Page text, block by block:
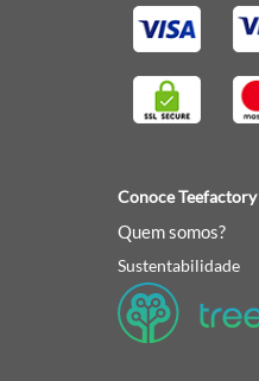
Conoce Teefactory
Quem somos?
Sustentabilidade